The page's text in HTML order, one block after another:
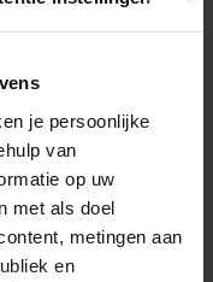
je persoonlijke
van
op uw
met als doel
metingen aan
en